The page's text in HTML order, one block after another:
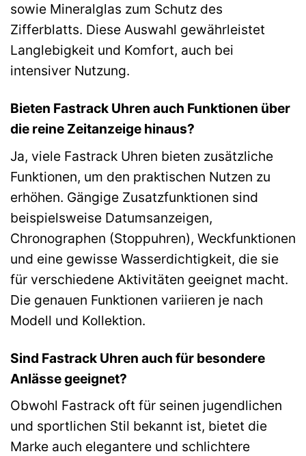
sowie Mineralglas zum Schutz des
Zifferblatts. Diese Auswahl gewährleistet
Langlebigkeit und Komfort, auch bei
intensiver Nutzung.
Bieten Fastrack Uhren auch Funktionen über
die reine Zeitanzeige hinaus?
Ja, viele Fastrack Uhren bieten zusätzliche
Funktionen, um den praktischen Nutzen zu
erhöhen. Gängige Zusatzfunktionen sind
beispielsweise Datumsanzeigen,
Chronographen (Stoppuhren), Weckfunktionen
und eine gewisse Wasserdichtigkeit, die sie
für verschiedene Aktivitäten geeignet macht.
Die genauen Funktionen variieren je nach
Modell und Kollektion.
Sind Fastrack Uhren auch für besondere
Anlässe geeignet?
Obwohl Fastrack oft für seinen jugendlichen
und sportlichen Stil bekannt ist, bietet die
Marke auch elegantere und schlichtere